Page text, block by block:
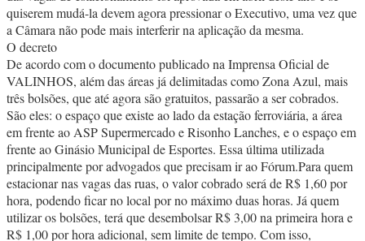
quiserem mudá-la devem agora pressionar o Executivo, uma vez que
a Câmara não pode mais interferir na aplicação da mesma.
O decreto
De acordo com o documento publicado na Imprensa Oficial de
VALINHOS, além das áreas já delimitadas como Zona Azul, mais
três bolsões, que até agora são gratuitos, passarão a ser cobrados.
São eles: o espaço que existe ao lado da estação ferroviária, a área
em frente ao ASP Supermercado e Risonho Lanches, e o espaço em
frente ao Ginásio Municipal de Esportes. Essa última utilizada
principalmente por advogados que precisam ir ao Fórum.Para quem
estacionar nas vagas das ruas, o valor cobrado será de R$ 1,60 por
hora, podendo ficar no local por no máximo duas horas. Já quem
utilizar os bolsões, terá que desembolsar R$ 3,00 na primeira hora e
R$ 1,00 por hora adicional, sem limite de tempo. Com isso,